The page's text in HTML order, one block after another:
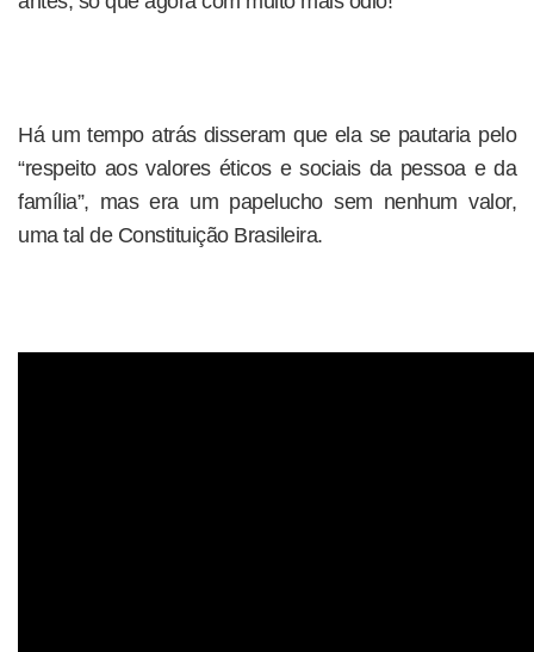
Há um tempo atrás disseram que ela se pautaria pelo
“respeito aos valores éticos e sociais da pessoa e da
família”, mas era um papelucho sem nenhum valor,
uma tal de Constituição Brasileira.